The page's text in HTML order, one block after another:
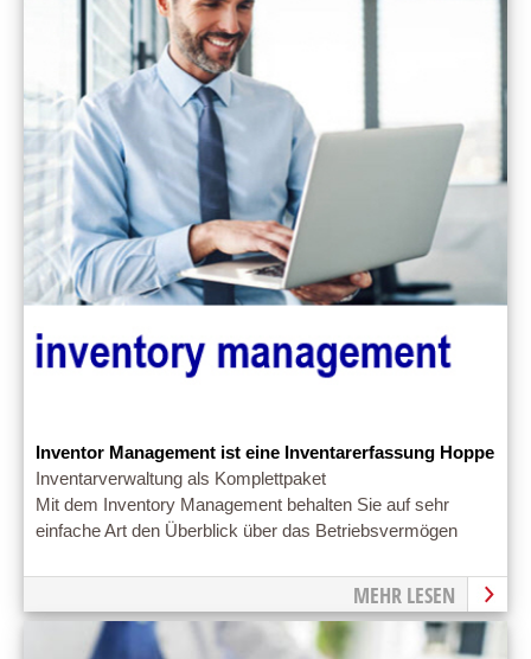
Inventor Management ist eine Inventarerfassung Hoppe
Inventarverwaltung als Komplettpaket
Mit dem Inventory Management behalten Sie auf sehr
einfache Art den Überblick über das Betriebsvermögen
MEHR LESEN